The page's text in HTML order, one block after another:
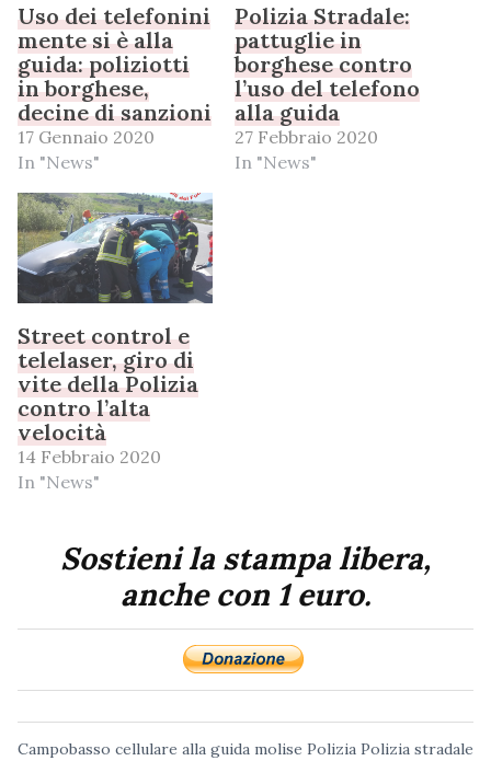
Uso dei telefonini
mente si è alla
guida: poliziotti
in borghese,
decine di sanzioni
17 Gennaio 2020
In "News"
Polizia Stradale:
pattuglie in
borghese contro
l’uso del telefono
alla guida
27 Febbraio 2020
In "News"
Street control e
telelaser, giro di
vite della Polizia
contro l’alta
velocità
14 Febbraio 2020
In "News"
Sostieni la stampa libera,
anche con 1 euro.
Campobasso cellulare alla guida molise Polizia Polizia stradale